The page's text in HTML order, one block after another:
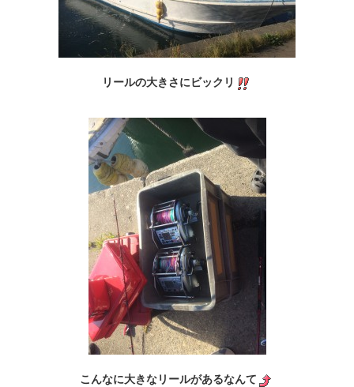
リールの大きさにビックリ
こんなに大きなリールがあるなんて